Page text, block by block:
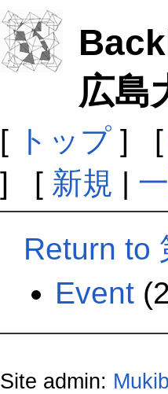
広島
[ トップ ] [
] [ 新規 |
Return to
Event
Site admin: